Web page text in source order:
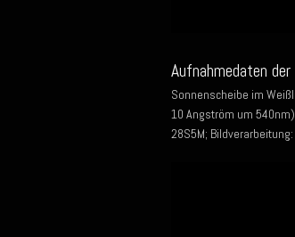
Aufnahmedaten
Sonnenscheibe im
10 Angström um
28S5M;